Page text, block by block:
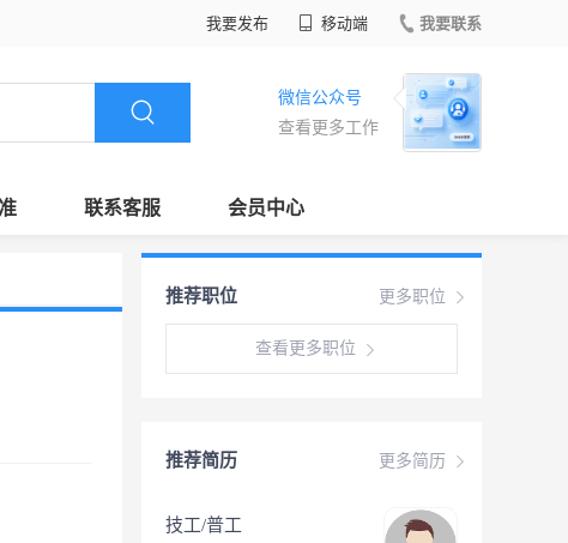
我要发布 移动端 我要联系
微信公众号
查看更多工作
联系客服 会员中心
更多职位
推荐职位
查看更多职位
更多简历
推荐简历
技工/普工